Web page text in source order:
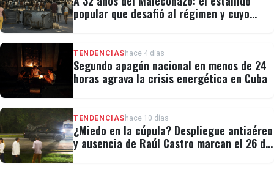
popular que desafió al régimen y cuyo
TENDENCIAS hace 4 días
Segundo apagón nacional en menos de 24
horas agrava la crisis energética en Cuba
TENDENCIAS hace 10 días
¿Miedo en la cúpula? Despliegue antiaéreo
y ausencia de Raúl Castro marcan el 26 de